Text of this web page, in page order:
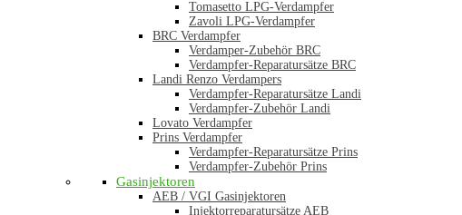
Tomasetto LPG-Verdampfer
Zavoli LPG-Verdampfer
BRC Verdampfer
Verdamper-Zubehör BRC
Verdampfer-Reparatursätze BRC
Landi Renzo Verdampers
Verdampfer-Reparatursätze Landi
Verdampfer-Zubehör Landi
Lovato Verdampfer
Prins Verdampfer
Verdampfer-Reparatursätze Prins
Verdampfer-Zubehör Prins
Gasinjektoren
AEB / VGI Gasinjektoren
Injektorreparatursätze AEB